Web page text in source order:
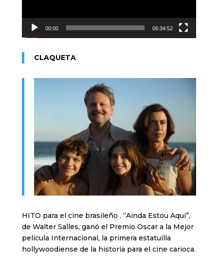
00:00 06:34:52
CLAQUETA
HITO para el cine brasileño . “Ainda Estou Aqui”,
de Walter Salles, ganó el Premio Oscar a la Mejor
película Internacional, la primera estatuilla
hollywoodiense de la historia para el cine carioca.